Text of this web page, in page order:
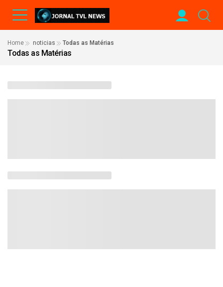
Home noticias Todas as Matérias
Todas as Matérias